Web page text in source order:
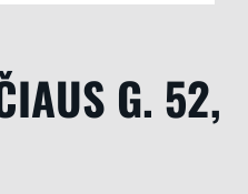
G. 52,